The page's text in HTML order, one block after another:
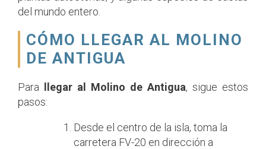
del mundo entero.
CÓMO LLEGAR AL MOLINO
DE ANTIGUA
Para llegar al Molino de Antigua, sigue estos
pasos:
Desde el centro de la isla, toma la
carretera FV-20 en dirección a